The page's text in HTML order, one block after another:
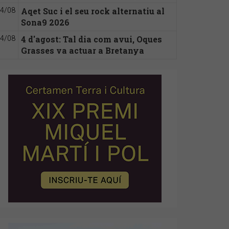
08
Aqet Suc i el seu rock alternatiu al
Sona9 2026
08
4 d'agost: Tal dia com avui, Oques
Grasses va actuar a Bretanya